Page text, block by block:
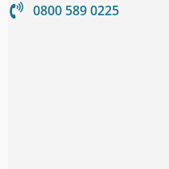
0800 589 0225